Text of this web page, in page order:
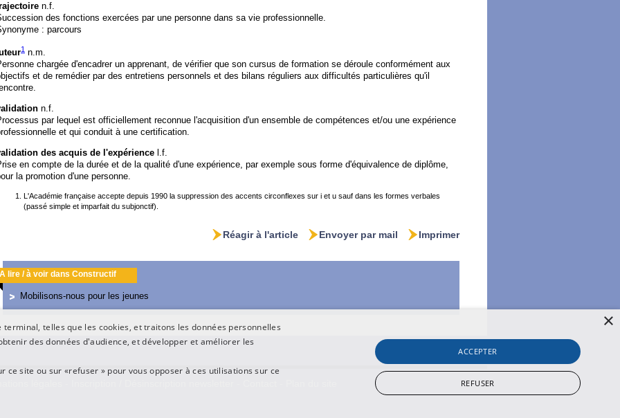
n.f.
des fonctions exercées par une personne dans sa vie professionnelle.
: parcours
1 n.m.
chargée d'encadrer un apprenant, de vérifier que son cursus de formation se déroule conformément aux
et de remédier par des entretiens personnels et des bilans réguliers aux difficultés particulières qu'il
n.f.
par lequel est officiellement reconnue l'acquisition d'un ensemble de compétences et/ou une expérience
et qui conduit à une certification.
des acquis de l'expérience l.f.
en compte de la durée et de la qualité d'une expérience, par exemple sous forme d'équivalence de diplôme,
la promotion d'une personne.
L'Académie française accepte depuis 1990 la suppression des accents circonflexes sur i et u sauf dans les formes verbales
(passé simple et imparfait du subjonctif).
Imprimer
Envoyer par mail
Réagir à l'article
A lire / à voir dans Constructif
Mobilisons-nous pour les jeunes
telles que les cookies, et traitons les données personnelles
des données d'audience, et développer et améliorer les
site ou sur «refuser » pour vous opposer à ces utilisations sur ce
ACCEPTER
REFUSER
×